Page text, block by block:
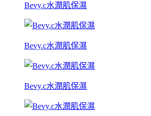
Bevy.c水潤肌保濕
Bevy.c水潤肌保濕
Bevy.c水潤肌保濕